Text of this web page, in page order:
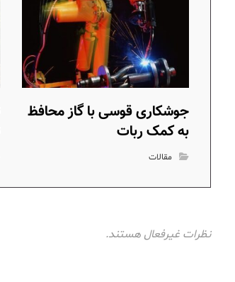
جوشکاری قوسی با گاز محافظ
به کمک ربات
مقالات
نظرات غیرفعال هستند.